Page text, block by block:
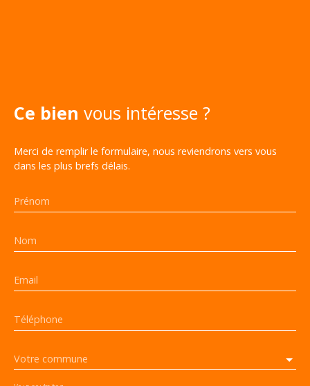
Ce bien vous intéresse ?
Merci de remplir le formulaire, nous reviendrons vers vous
dans les plus brefs délais.
Prénom
Nom
Email
Téléphone
Votre commune